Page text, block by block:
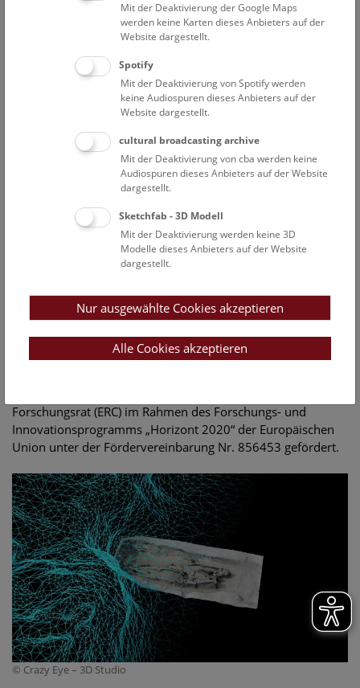
Die Ergebnisse, die in dieser Ausstellung präsentiert werden,
HistoGenes, dem bisher größten
archäogenetischen Forschungsprojekt weltweit, das 2026
seinen Abschluss findet. Koordiniert in Österreich und
angesiedelt an zwölf renommierten europäischen und US-
amerikanischen Forschungsstätten, vereint das Projekt über
40 Forscher*innen aus Anthropologie, Archäologie,
Geschichte und Genetik, um gemeinsame Methoden zu
entwickeln und neue Antworten zu finden. Ihre detaillierte
Spurensuche an Knochen, Genen, Fundstücken und
Schriftstücken können die Besucher*innen sowohl in Hands-
on-Bereichen als auch an vielen Beispielen nachvollziehen.
Die Sonderausstellung am NHM Wien widmet sich der
Entstehung von Gemeinschaften und dem Wechsel der
Genforschung und den neuen Arbeitsweisen von
Archäologie, Anthropologie und Geschichte – den Gen- und
Game Changers, die Geheimnisse des frühen Mittelalters
entschlüsseln.
Forschungsrat (ERC) im Rahmen des Forschungs- und
Innovationsprogramms „Horizont 2020“ der Europäischen
Union unter der Fördervereinbarung Nr. 856453 gefördert.
© Crazy Eye – 3D Studio
Mit der Deaktivierung der Google Maps
werden keine Karten dieses Anbieters auf der
Website dargestellt.
Spotify
Mit der Deaktivierung von Spotify werden
keine Audiospuren dieses Anbieters auf der
Website dargestellt.
cultural broadcasting archive
Mit der Deaktivierung von cba werden keine
Audiospuren dieses Anbieters auf der Website
dargestellt.
Sketchfab - 3D Modell
Mit der Deaktivierung werden keine 3D
Modelle dieses Anbieters auf der Website
dargestellt.
Nur ausgewählte Cookies akzeptieren
Alle Cookies akzeptieren